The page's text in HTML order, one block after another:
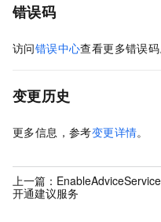
错误码
访问错误中心查看更多错误码
变更历史
更多信息，参考变更详情。
上一篇：
开通建议服务